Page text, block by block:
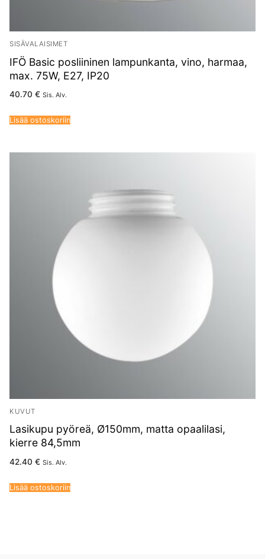
SISÄVALAISIMET
IFÖ Basic posliininen lampunkanta, vino, harmaa,
max. 75W, E27, IP20
40.70 € Sis. Alv.
Lisää ostoskoriin
KUVUT
Lasikupu pyöreä, Ø150mm, matta opaalilasi,
kierre 84,5mm
42.40 € Sis. Alv.
Lisää ostoskoriin